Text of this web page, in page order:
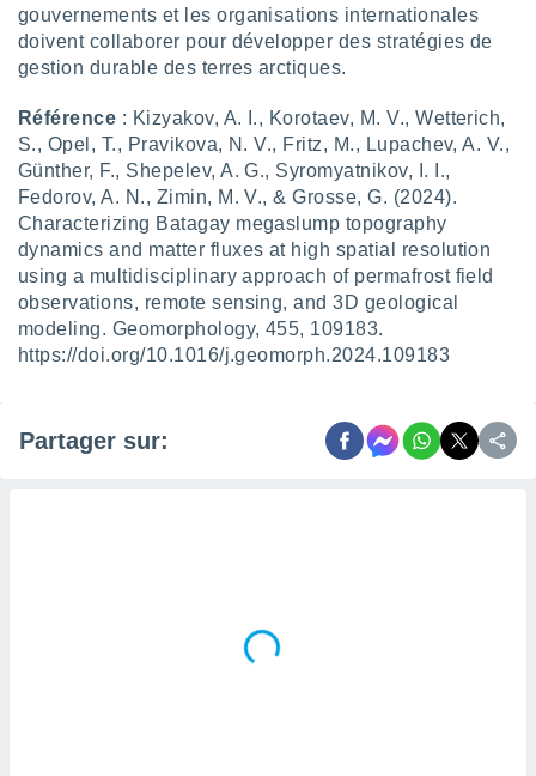
des
études
et
1199
gouvernements et les organisations internationales
doivent collaborer pour développer des stratégies de
gestion durable des terres arctiques.
Référence : Kizyakov, A. I., Korotaev, M. V., Wetterich,
S., Opel, T., Pravikova, N. V., Fritz, M., Lupachev, A. V.,
Günther, F., Shepelev, A. G., Syromyatnikov, I. I.,
Fedorov, A. N., Zimin, M. V., & Grosse, G. (2024).
Characterizing Batagay megaslump topography
dynamics and matter fluxes at high spatial resolution
using a multidisciplinary approach of permafrost field
observations, remote sensing, and 3D geological
modeling. Geomorphology, 455, 109183.
https://doi.org/10.1016/j.geomorph.2024.109183
Partager sur: